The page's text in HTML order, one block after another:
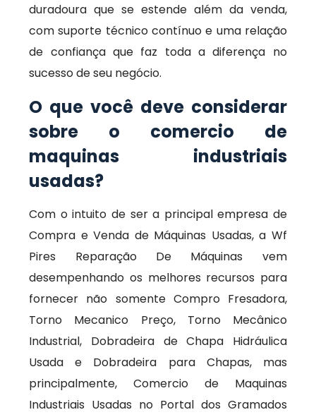
duradoura que se estende além da venda,
com suporte técnico contínuo e uma relação
de confiança que faz toda a diferença no
sucesso de seu negócio.
O que você deve considerar
sobre o comercio de
maquinas industriais
usadas?
Com o intuito de ser a principal empresa de
Compra e Venda de Máquinas Usadas, a Wf
Pires Reparação De Máquinas vem
desempenhando os melhores recursos para
fornecer não somente Compro Fresadora,
Torno Mecanico Preço, Torno Mecânico
Industrial, Dobradeira de Chapa Hidráulica
Usada e Dobradeira para Chapas, mas
principalmente, Comercio de Maquinas
Industriais Usadas no Portal dos Gramados